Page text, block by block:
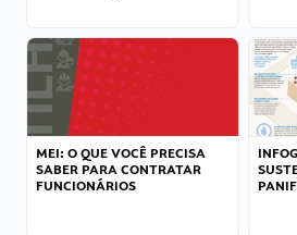
MEI: O QUE VOCÊ PRECISA
SABER PARA CONTRATAR
FUNCIONÁRIOS